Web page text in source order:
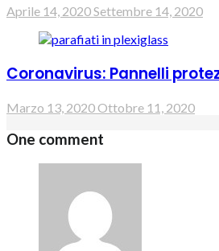
Aprile 14, 2020Settembre 14, 2020
Coronavirus: Pannelli
Marzo 13, 2020Ottobre 11, 2020
One comment